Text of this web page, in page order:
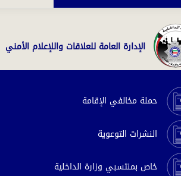
الإدارة العامة للعلاقات واللإعلام الأمني
حملة مخالفي الإقامة
النشرات التوعوية
خاص بمنتسبي وزارة الداخلية